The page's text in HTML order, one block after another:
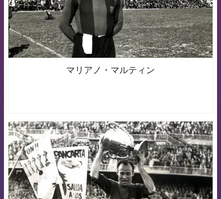
マリアノ・マルティン
FCB Barcelona badge